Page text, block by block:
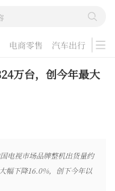
电商零售 汽车出行
游戏
万台，创今年最大
电视市场品牌整机出货量约
幅下降16.0%，创下今年以